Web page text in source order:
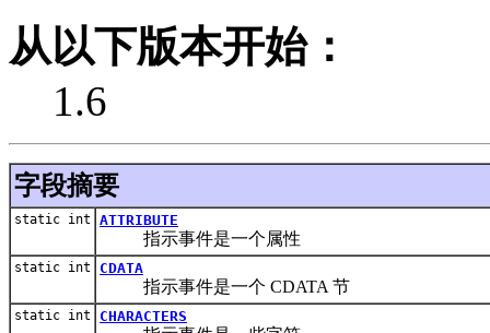
从以下版本开始：
1.6
字段摘要
static int ATTRIBUTE
指示事件是一个属性
static int CDATA
指示事件是一个 CDATA 节
static int CHARACTERS